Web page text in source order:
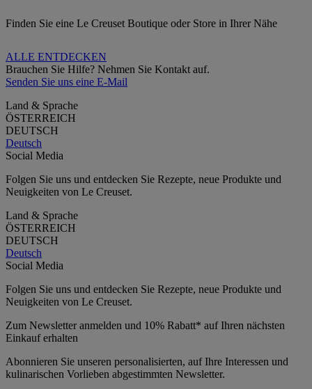
Finden Sie eine Le Creuset Boutique oder Store in Ihrer Nähe
ALLE ENTDECKEN
Brauchen Sie Hilfe? Nehmen Sie Kontakt auf.
Senden Sie uns eine E-Mail
Land & Sprache
ÖSTERREICH
DEUTSCH
Deutsch
Social Media
Folgen Sie uns und entdecken Sie Rezepte, neue Produkte und
Neuigkeiten von Le Creuset.
Land & Sprache
ÖSTERREICH
DEUTSCH
Deutsch
Social Media
Folgen Sie uns und entdecken Sie Rezepte, neue Produkte und
Neuigkeiten von Le Creuset.
Zum Newsletter anmelden und 10% Rabatt* auf Ihren nächsten
Einkauf erhalten
Abonnieren Sie unseren personalisierten, auf Ihre Interessen und
kulinarischen Vorlieben abgestimmten Newsletter.